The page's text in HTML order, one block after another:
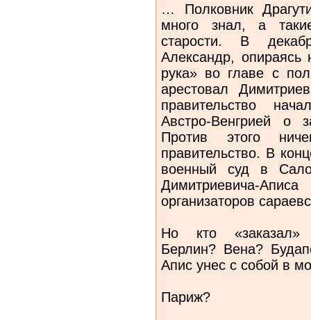
… Полковник
много знал, а
старости. В
Александр, опираясь
рука» во главе с
арестовал
правительство
Австро-Венгрией о
Против этого
правительство. В
военный суд в
Димитриевича-
организаторов
Но кто «заказал»
Берлин? Вена?
Апис унес с собой в
Париж?